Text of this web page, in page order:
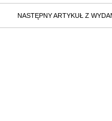
NASTĘPNY ARTYKUŁ Z